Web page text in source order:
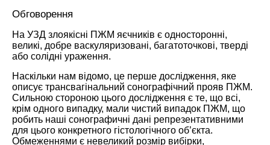
Обговорення
На УЗД злоякісні ПЖМ яєчників є односторонні,
великі, добре васкуляризовані, багатоточкові, тверді
або солідні ураження.
Наскільки нам відомо, це перше дослідження, яке
описує трансвагінальний сонографічний прояв ПЖМ.
Сильною стороною цього дослідження є те, що всі,
крім одного випадку, мали чистий випадок ПЖМ, що
робить наші сонографичні дані репрезентативними
для цього конкретного гістологічного об’єкта.
Обмеженнями є невеликий розмір вибірки,